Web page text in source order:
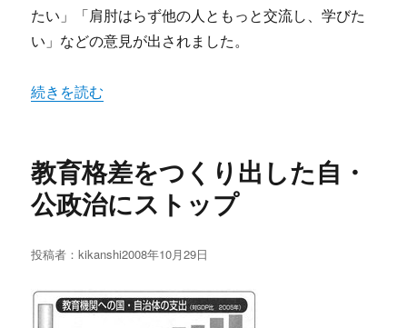
たい」「肩肘はらず他の人ともっと交流し、学びた
い」などの意見が出されました。
“青年による青年のしゃべり場 右京「エデュカフェ」”
続きを読む
教育格差をつくり出した自・
公政治にストップ
投稿者：kikanshi投
日:
2008年10月29日